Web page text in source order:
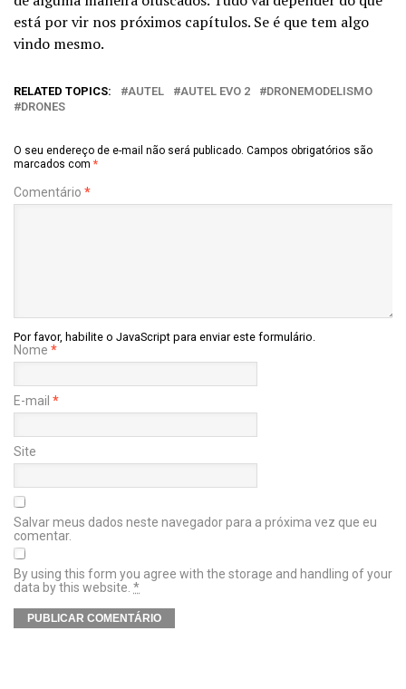
está por vir nos próximos capítulos. Se é que tem algo
vindo mesmo.
RELATED TOPICS: AUTEL AUTEL EVO 2
DRONEMODELISMO
DRONES
O seu endereço de e-mail não será publicado. Campos obrigatórios são
marcados com *
Comentário *
Por favor, habilite o JavaScript para enviar este formulário.
Nome *
E-mail *
Site
Salvar meus dados neste navegador para a próxima vez que eu
comentar.
By using this form you agree with the storage and handling of your
data by this website. *